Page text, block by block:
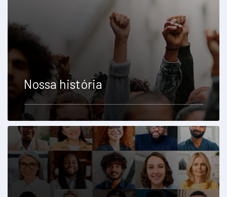
Nossa história